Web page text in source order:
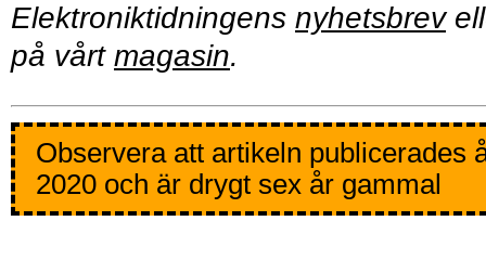
Elektroniktidningens nyhetsbrev
på vårt magasin.
Observera att artikeln publicerades
2020 och är drygt sex år gammal